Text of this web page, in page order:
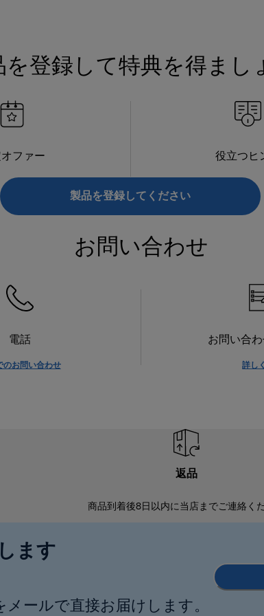
を登録して特典を得まし
オファー 役立つヒ
製品を登録してください
お問い合わせ
電話
のお問い合わせ
お問い合
詳し
返品
商品到着後8日以内に当店までご連絡く
ます
ールで直接お届けします。